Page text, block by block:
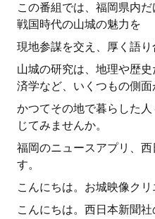
この番組では、福岡県内
戦国時代の山城の魅力を
現地参謀を交え、厚く語り
山城の研究は、地理や歴
済学など、いくつもの側面
かつてその地で暮らした
じてみませんか。
福岡のニュースアプリ、
す。
こんにちは。お城映像クリ
こんにちは。西日本新聞